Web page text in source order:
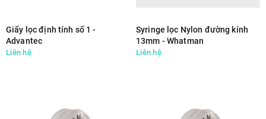
Giấy lọc định tính số 1 -
Advantec
Liên hệ
Syringe lọc Nylon đường kính
13mm - Whatman
Liên hệ